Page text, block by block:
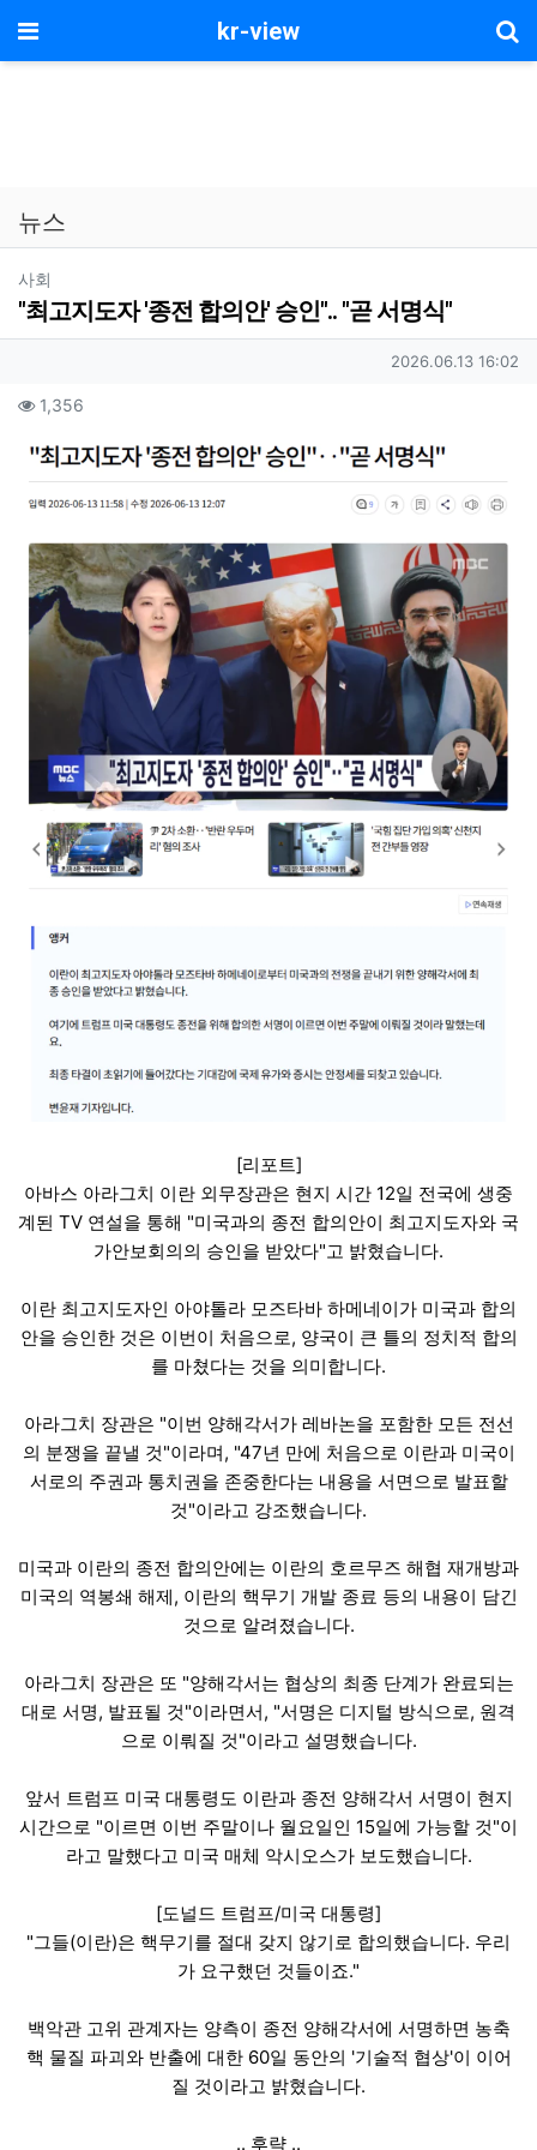
메뉴 kr-view
뉴스
사회
"최고지도자 '종전 합의안' 승인".. "곧 서명식"
작성일
2026.06.13 16:02
컨텐츠 정보
1,356
본문
[리포트]
아바스 아라그치 이란 외무장관은 현지 시간 12일 전국에 생중
계된 TV 연설을 통해 "미국과의 종전 합의안이 최고지도자와 국
가안보회의의 승인을 받았다"고 밝혔습니다.
이란 최고지도자인 아야톨라 모즈타바 하메네이가 미국과 합의
안을 승인한 것은 이번이 처음으로, 양국이 큰 틀의 정치적 합의
를 마쳤다는 것을 의미합니다.
아라그치 장관은 "이번 양해각서가 레바논을 포함한 모든 전선
의 분쟁을 끝낼 것"이라며, "47년 만에 처음으로 이란과 미국이
서로의 주권과 통치권을 존중한다는 내용을 서면으로 발표할
것"이라고 강조했습니다.
미국과 이란의 종전 합의안에는 이란의 호르무즈 해협 재개방과
미국의 역봉쇄 해제, 이란의 핵무기 개발 종료 등의 내용이 담긴
것으로 알려졌습니다.
아라그치 장관은 또 "양해각서는 협상의 최종 단계가 완료되는
대로 서명, 발표될 것"이라면서, "서명은 디지털 방식으로, 원격
으로 이뤄질 것"이라고 설명했습니다.
앞서 트럼프 미국 대통령도 이란과 종전 양해각서 서명이 현지
시간으로 "이르면 이번 주말이나 월요일인 15일에 가능할 것"이
라고 말했다고 미국 매체 악시오스가 보도했습니다.
[도널드 트럼프/미국 대통령]
"그들(이란)은 핵무기를 절대 갖지 않기로 합의했습니다. 우리
가 요구했던 것들이죠."
백악관 고위 관계자는 양측이 종전 양해각서에 서명하면 농축
핵 물질 파괴와 반출에 대한 60일 동안의 '기술적 협상'이 이어
질 것이라고 밝혔습니다.
.. 후략 ..